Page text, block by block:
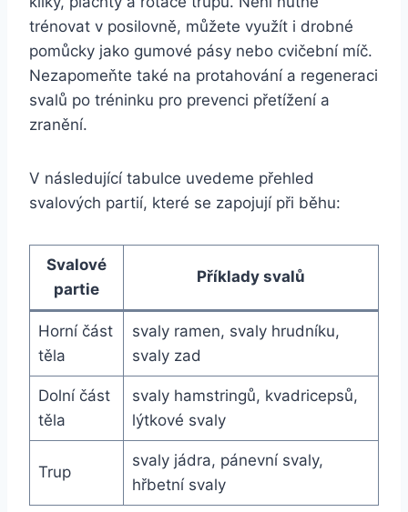
trénovat v posilovně, můžete využít i drobné
pomůcky jako gumové pásy nebo cvičební míč.
Nezapomeňte také na protahování a regeneraci
svalů po tréninku pro prevenci přetížení a
zranění.
V následující tabulce uvedeme přehled
svalových partií, které se zapojují při běhu:
Svalové
partie
Příklady svalů
Horní část
těla
svaly ramen, svaly hrudníku,
svaly zad
Dolní část
těla
svaly hamstringů, kvadricepsů,
lýtkové svaly
Trup
svaly jádra, pánevní svaly,
hřbetní svaly